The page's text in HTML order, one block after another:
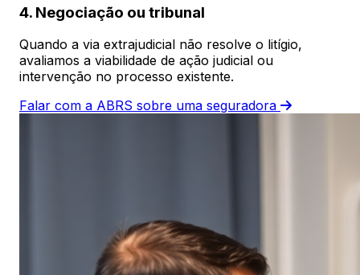
4. Negociação ou tribunal
Quando a via extrajudicial não resolve o litígio,
avaliamos a viabilidade de ação judicial ou
intervenção no processo existente.
Falar com a ABRS sobre uma seguradora